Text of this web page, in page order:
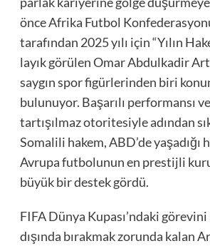
önce Afrika Futbol
tarafından 2025 yılı için “Yılın
layık görülen Omar Abdulkadir
saygın spor figürlerinden biri
bulunuyor. Başarılı performansı
tartışılmaz otoritesiyle adından
Somalili hakem, ABD’de yaşadığı
Avrupa futbolunun en prestijli
büyük bir destek gördü.
FIFA Dünya Kupası’ndaki
dışında bırakmak zorunda kalan